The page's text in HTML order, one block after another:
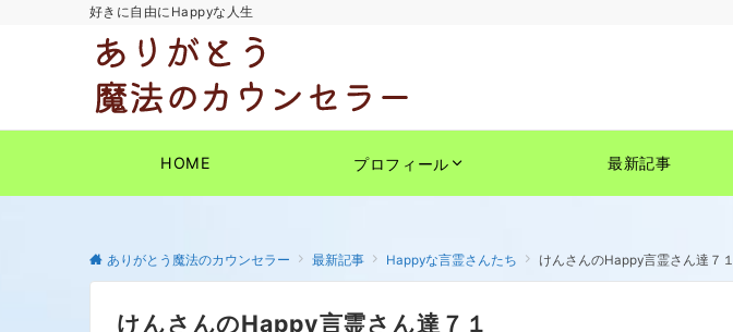
好きに自由にHappyな人生
HOME プロフィール 最新記事
ありがとう魔法のカウンセラー 最新記事 Happyな言霊さんたち けんさんのHappy言霊さん達７１
けんさんのHappy言霊さん達７１